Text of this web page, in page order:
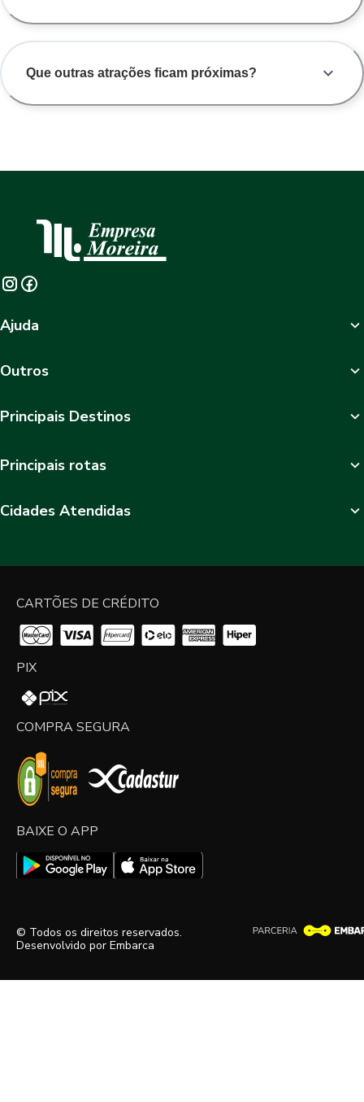
Que outras atrações ficam próximas?
Ajuda
Outros
Principais Destinos
Principais rotas
Cidades Atendidas
CARTÕES DE CRÉDITO
PIX
COMPRA SEGURA
BAIXE O APP
© Todos os direitos reservados.
Desenvolvido por Embarca